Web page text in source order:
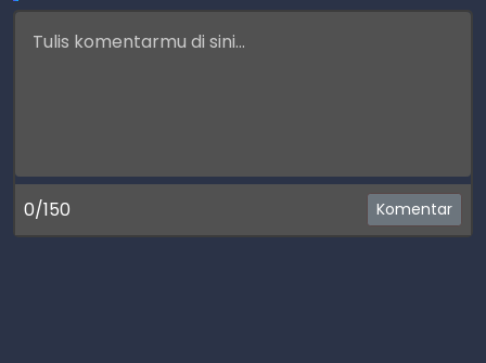
0/150 Komentar